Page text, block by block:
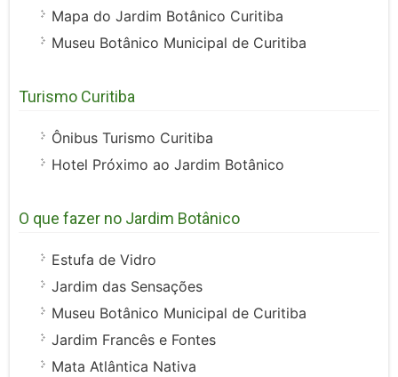
Mapa do Jardim Botânico Curitiba
Museu Botânico Municipal de Curitiba
Turismo Curitiba
Ônibus Turismo Curitiba
Hotel Próximo ao Jardim Botânico
O que fazer no Jardim Botânico
Estufa de Vidro
Jardim das Sensações
Museu Botânico Municipal de Curitiba
Jardim Francês e Fontes
Mata Atlântica Nativa